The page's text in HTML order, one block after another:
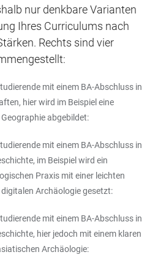
nur denkbare Varianten
Ihres Curriculums nach
Rechts sind vier
mit einem BA-Abschluss in
hier wird im Beispiel eine
abgebildet:
mit einem BA-Abschluss in
im Beispiel wird ein
Praxis mit einer leichten
Archäologie gesetzt:
mit einem BA-Abschluss in
hier jedoch mit einem klaren
Archäologie: